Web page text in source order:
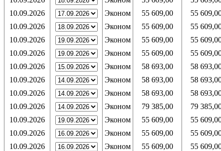
10.09.2026
Эконом 55 609,00
55
10.09.2026
Эконом 55 609,00
55
10.09.2026
Эконом 55 609,00
55
10.09.2026
Эконом 55 609,00
55
10.09.2026
Эконом 58 693,00
58
10.09.2026
Эконом 58 693,00
58
10.09.2026
Эконом 58 693,00
58
10.09.2026
Эконом 79 385,00
79
10.09.2026
Эконом 55 609,00
55
10.09.2026
Эконом 55 609,00
55
10.09.2026
Эконом 55 609,00
55